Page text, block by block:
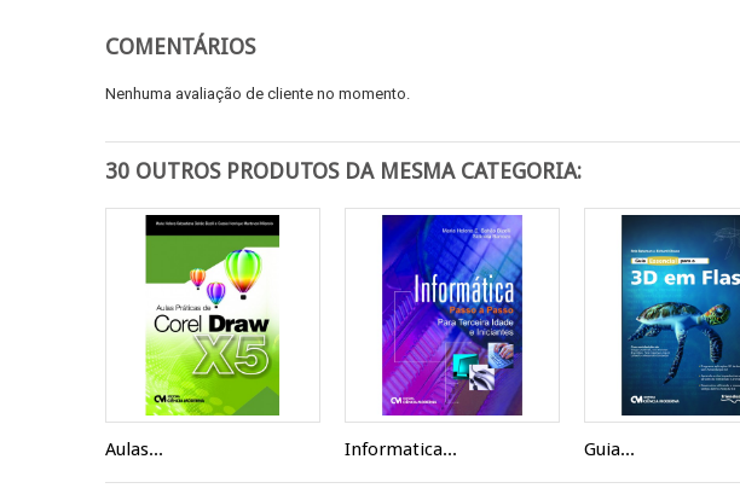
COMENTÁRIOS
Nenhuma avaliação de cliente no momento.
30 OUTROS PRODUTOS DA MESMA CATEGORIA:
Aulas... Informatica... Guia...